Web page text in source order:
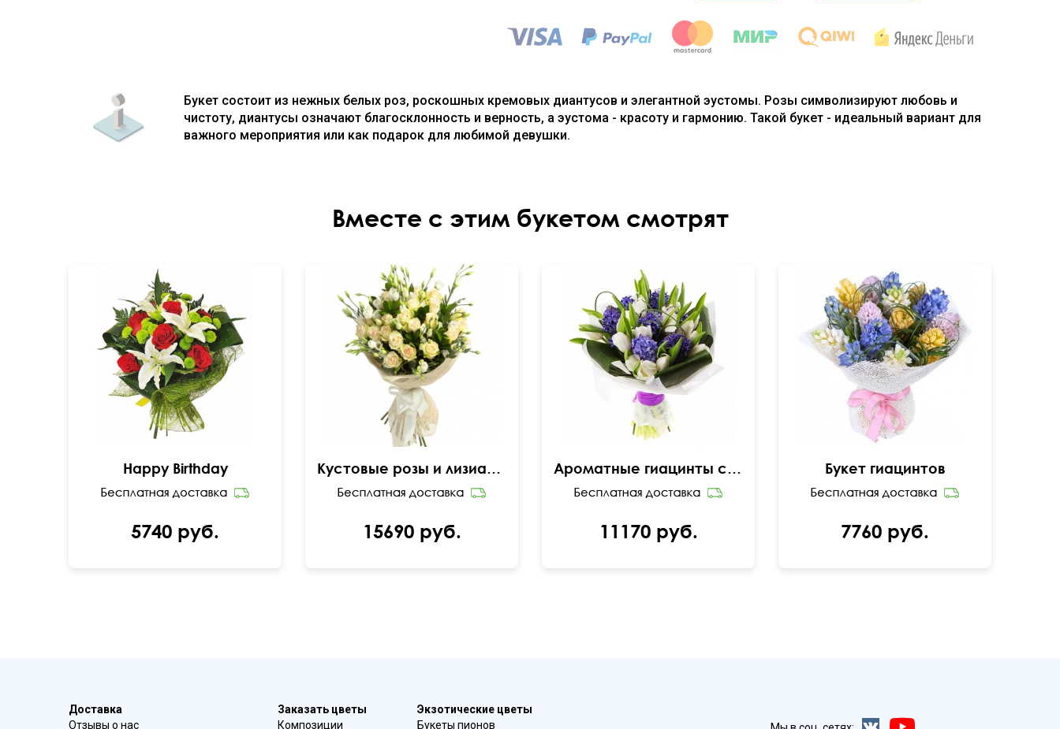
Букет состоит из нежных белых роз, роскошных кремовых диантусов и элегантной эустомы. Розы символизируют любовь и
чистоту, диантусы означают благосклонность и верность, а эустома - красоту и гармонию. Такой букет - идеальный вариант для
важного мероприятия или как подарок для любимой девушки.
Вместе с этим букетом смотрят
Happy Birthday
5740 руб.
Кустовые розы и лизиантусы
15690 руб.
Ароматные гиацинты с тюльпанами
11170 руб.
Букет гиацинтов
7760 руб.
Доставка
Отзывы о нас
Заказать цветы
Композиции
Экзотические цветы
Букеты пионов